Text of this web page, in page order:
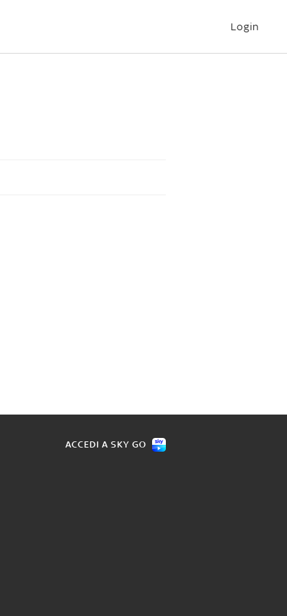
Login
ACCEDI A SKY GO